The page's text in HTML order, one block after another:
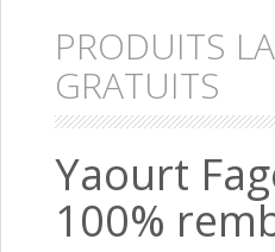
PRODUITS
GRATUITS
Yaourt
100%